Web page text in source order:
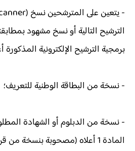
الترشيح التالية أو نسخ مشهود
برمجية الترشيح الإلكترونية المذكورة
- نسخة من البطاقة الوطنية للتعريف؛
- نسخة من الدبلوم أو الشهادة
المادة 1 أعلاه (مصحوبة بنسخة